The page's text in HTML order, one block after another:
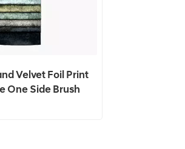
Velvet Foil Print
One Side Brush